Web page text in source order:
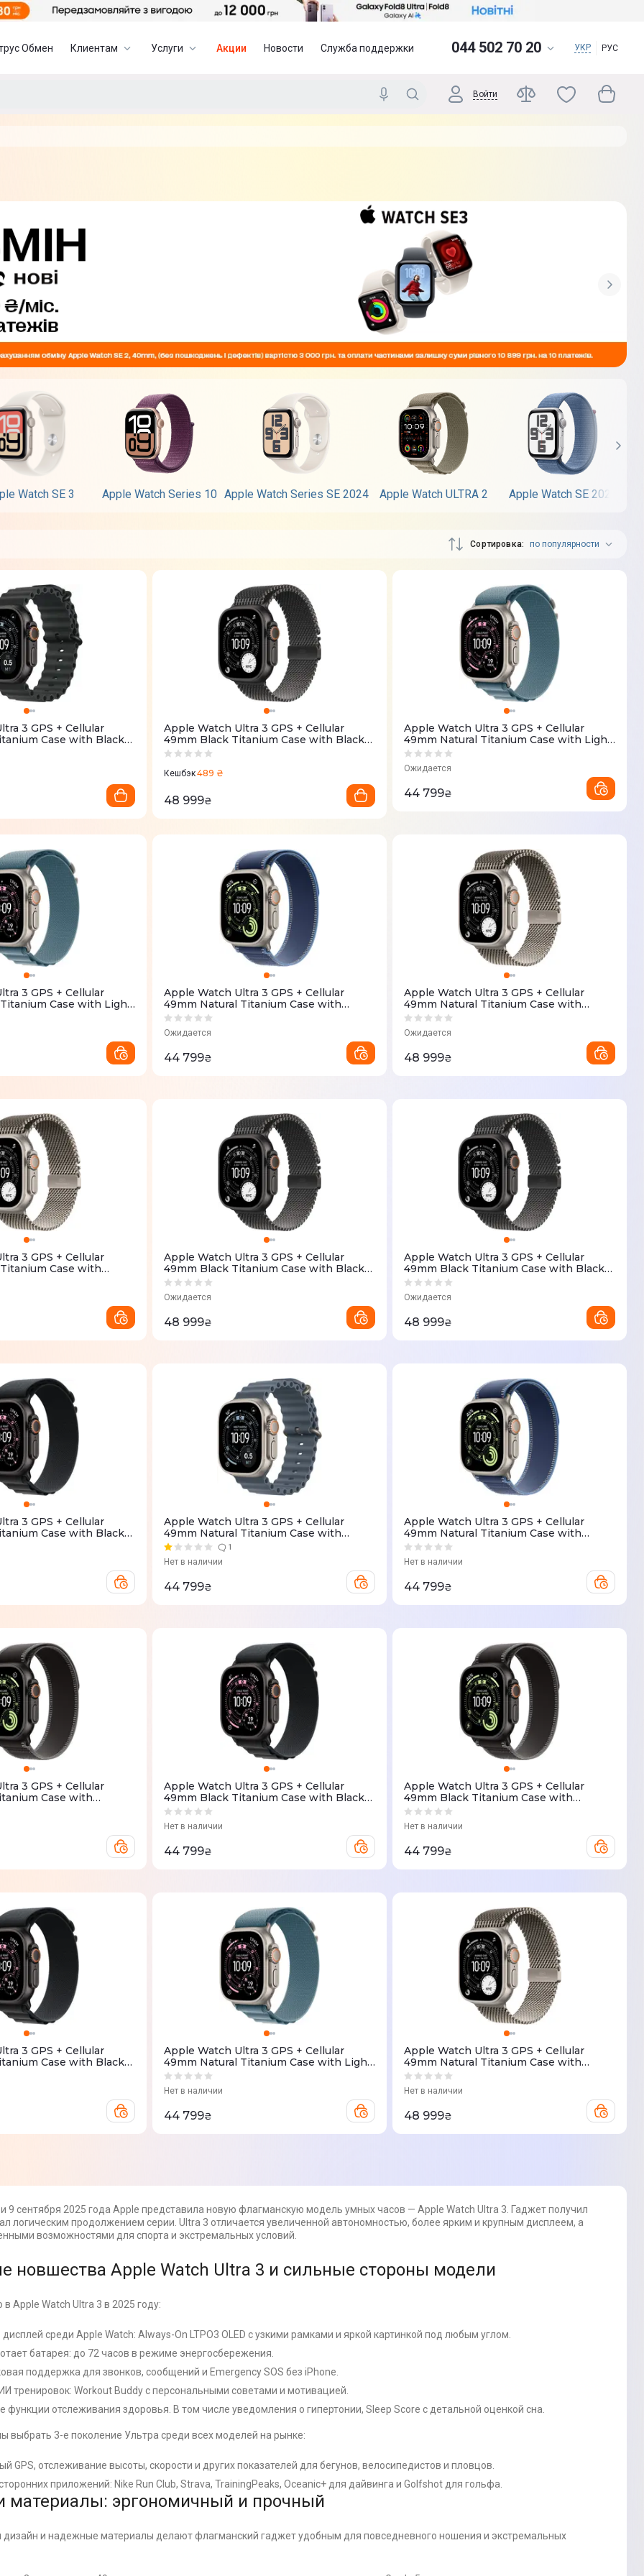
Обмен Клиентам Услуги Акции Новости Служба поддержки 044 502 70 20 УКР РУС
Войти
Watch SE 3 Apple Watch Series 10 Apple Watch Series SE 2024 Apple Watch ULTRA 2 Apple Watch SE 2023
Сортировка по популярности
3 GPS + Cellular
Case with Black
A)
Apple Watch Ultra 3 GPS + Cellular
49mm Black Titanium Case with Black
Titanium Milanese Loop Medium
Кешбэк489 ₴
48 999₴
Apple Watch Ultra 3 GPS + Cellular
49mm Natural Titanium Case with Light
Blue Alpine Loop - Small (MEWK4QP/A)
Ожидается
44 799₴
3 GPS + Cellular
Case with Light
- Large (MEWP4QP/A)
Apple Watch Ultra 3 GPS + Cellular
49mm Natural Titanium Case with
Blue/Bright Blue Trail Loop - S/M
(MEWR4QP/A)
Ожидается
44 799₴
Apple Watch Ultra 3 GPS + Cellular
49mm Natural Titanium Case with
Natural Titanium Milanese Loop L
(MF0E4QP/A)
Ожидается
48 999₴
3 GPS + Cellular
Case with
Milanese Loop S
Apple Watch Ultra 3 GPS + Cellular
49mm Black Titanium Case with Black
Titanium Milanese Loop Small
(MF1N4QP/A)
Ожидается
48 999₴
Apple Watch Ultra 3 GPS + Cellular
49mm Black Titanium Case with Black
Titanium Milanese Loop Large
(MF1T4QP/A)
Ожидается
48 999₴
3 GPS + Cellular
Case with Black
(MF0V4QP/A)
Apple Watch Ultra 3 GPS + Cellular
49mm Natural Titanium Case with
Anchor Blue Ocean Band (MEWH4QP/A)
1
Нет в наличии
44 799₴
Apple Watch Ultra 3 GPS + Cellular
49mm Natural Titanium Case with
Blue/Bright Blue Trail Loop - M/L
(MEWU4QP/A)
Нет в наличии
44 799₴
3 GPS + Cellular
Case with
Loop - S/M
Apple Watch Ultra 3 GPS + Cellular
49mm Black Titanium Case with Black
Alpine Loop - Small (MF0Q4QP/A)
Нет в наличии
44 799₴
Apple Watch Ultra 3 GPS + Cellular
49mm Black Titanium Case with
Black/Charcoal Trail Loop - M/L
(MF1H4QP/A)
Нет в наличии
44 799₴
3 GPS + Cellular
Case with Black
(MF0X4QP/A)
Apple Watch Ultra 3 GPS + Cellular
49mm Natural Titanium Case with Light
Blue Alpine Loop - Medium
(MEWM4QP/A)
Нет в наличии
44 799₴
Apple Watch Ultra 3 GPS + Cellular
49mm Natural Titanium Case with
Natural Titanium Milanese Loop M
(MEWY4QP/A)
Нет в наличии
48 999₴
9 сентября 2025 года Apple представила новую флагманскую модель умных часов — Apple Watch Ultra 3. Гаджет получил
логическим продолжением серии. Ultra 3 отличается увеличенной автономностью, более ярким и крупным дисплеем, а
возможностями для спорта и экстремальных условий.
новшества Apple Watch Ultra 3 и сильные стороны модели
в Apple Watch Ultra 3 в 2025 году:
среди Apple Watch: Always-On LTPO3 OLED с узкими рамками и яркой картинкой под любым углом.
батарея: до 72 часов в режиме энергосбережения.
поддержка для звонков, сообщений и Emergency SOS без iPhone.
тренировок: Workout Buddy с персональными советами и мотивацией.
функции отслеживания здоровья. В том числе уведомления о гипертонии, Sleep Score с детальной оценкой сна.
выбрать 3-е поколение Ультра среди всех моделей на рынке:
GPS, отслеживание высоты, скорости и других показателей для бегунов, велосипедистов и пловцов.
приложений: Nike Run Club, Strava, TrainingPeaks, Oceanic+ для дайвинга и Golfshot для гольфа.
материалы: эргономичный и прочный
и надежные материалы делают флагманский гаджет удобным для повседневного ношения и экстремальных